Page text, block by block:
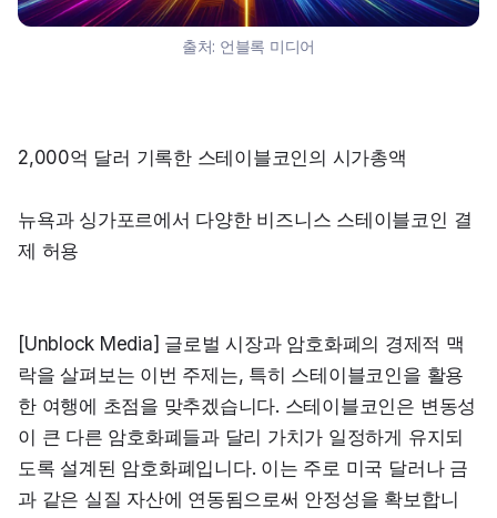
출처: 언블록 미디어
2,000억 달러 기록한 스테이블코인의 시가총액
뉴욕과 싱가포르에서 다양한 비즈니스 스테이블코인 결
제 허용
[Unblock Media] 글로벌 시장과 암호화폐의 경제적 맥
락을 살펴보는 이번 주제는, 특히 스테이블코인을 활용
한 여행에 초점을 맞추겠습니다. 스테이블코인은 변동성
이 큰 다른 암호화폐들과 달리 가치가 일정하게 유지되
도록 설계된 암호화폐입니다. 이는 주로 미국 달러나 금
과 같은 실질 자산에 연동됨으로써 안정성을 확보합니